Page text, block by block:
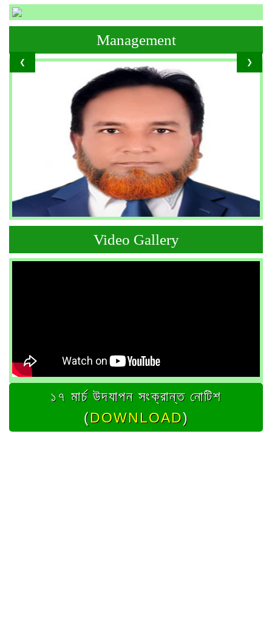
❮ ❯
Management
Video Gallery
১৭ মার্চ উদযাপন সংক্রান্ত নোটিশ
(DOWNLOAD)